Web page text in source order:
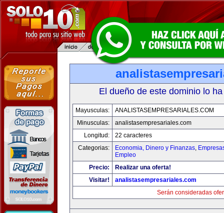
El dueño de este dominio lo
Mayusculas:
ANALISTASEMPRESARIALES.COM
Minusculas:
analistasempresariales.com
Longitud:
22 caracteres
Categorias:
Economia, Dinero y Finanzas,
Empleo
Precio:
Realizar una oferta!
Visitar!
analistasempresariales.com
Serán consideradas